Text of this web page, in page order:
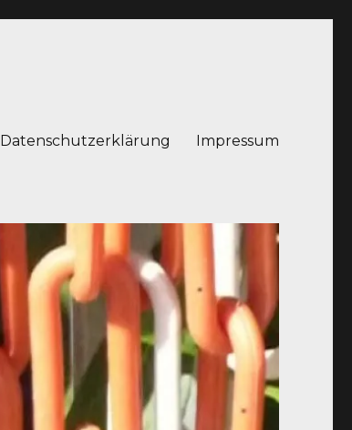
Datenschutzerklärung Impressum